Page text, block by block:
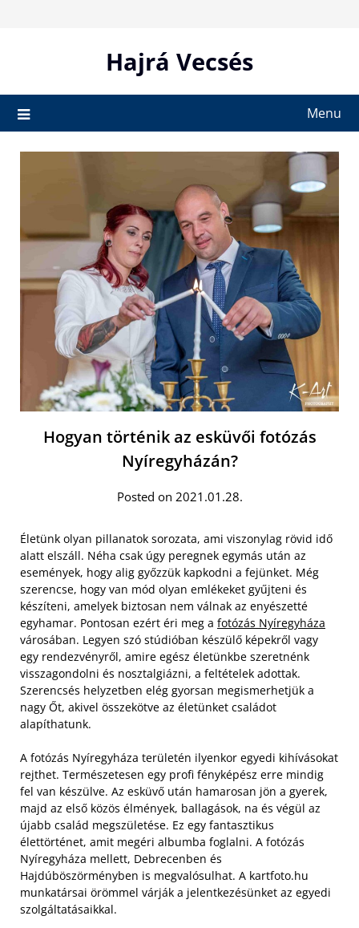
Hajrá Vecsés
Menu
Hogyan történik az esküvői fotózás
Nyíregyházán?
Posted on 2021.01.28.
Életünk olyan pillanatok sorozata, ami viszonylag rövid idő
alatt elszáll. Néha csak úgy peregnek egymás után az
események, hogy alig győzzük kapkodni a fejünket. Még
szerencse, hogy van mód olyan emlékeket gyűjteni és
készíteni, amelyek biztosan nem válnak az enyészetté
egyhamar. Pontosan ezért éri meg a fotózás Nyíregyháza
városában. Legyen szó stúdióban készülő képekről vagy
egy rendezvényről, amire egész életünkbe szeretnénk
visszagondolni és nosztalgiázni, a feltételek adottak.
Szerencsés helyzetben elég gyorsan megismerhetjük a
nagy Őt, akivel összekötve az életünket családot
alapíthatunk.
A fotózás Nyíregyháza területén ilyenkor egyedi kihívásokat
rejthet. Természetesen egy profi fényképész erre mindig
fel van készülve. Az esküvő után hamarosan jön a gyerek,
majd az első közös élmények, ballagások, na és végül az
újabb család megszületése. Ez egy fantasztikus
élettörténet, amit megéri albumba foglalni. A fotózás
Nyíregyháza mellett, Debrecenben és
Hajdúböszörményben is megvalósulhat. A kartfoto.hu
munkatársai örömmel várják a jelentkezésünket az egyedi
szolgáltatásaikkal.